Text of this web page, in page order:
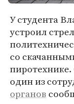
У студента
устроил
со
пиротехнике.
один из
органов